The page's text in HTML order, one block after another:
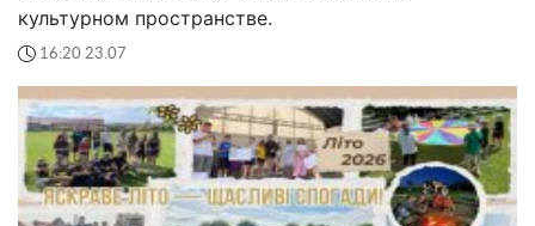
культурном пространстве.
16:20 23.07